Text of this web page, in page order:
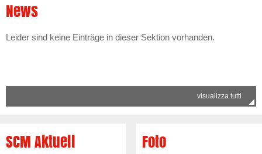
News
Leider sind keine Einträge in dieser Sektion vorhanden.
visualizza tutti
SCM Aktuell Foto